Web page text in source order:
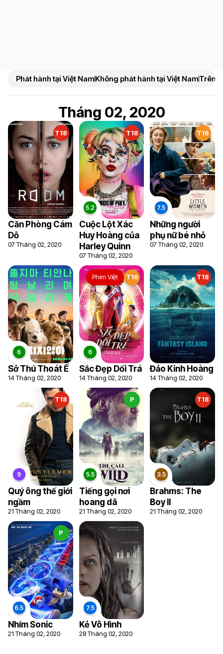
Phát hành tại Việt NamKhông phát hành tại Việt NamTrên
Tháng 02, 2020
T18
Căn Phòng Cám
Dỗ
07 Tháng 02, 2020
T18
5.2
Cuộc Lột Xác
Huy Hoàng của
Harley Quinn
07 Tháng 02, 2020
T16
Những người
phụ nữ bé nhỏ
07 Tháng 02, 2020
6
Sở Thú Thoát Ế
14 Tháng 02, 2020
Phim Việt T16
6
Sắc Đẹp Dối Trá
14 Tháng 02, 2020
T18
Đảo Kinh Hoàng
14 Tháng 02, 2020
T18
Quý ông thế giới
ngầm
21 Tháng 02, 2020
P
Tiếng gọi nơi
hoang dã
21 Tháng 02, 2020
T18
Brahms: The
Boy II
21 Tháng 02, 2020
P
Nhím Sonic
21 Tháng 02, 2020
Kẻ Vô Hình
28 Tháng 02, 2020